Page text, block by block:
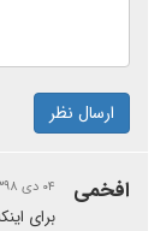
ارسال نظر
افخمی ۰۴ دی ۱۳۹۸ | ۱۴:۰۳
برای